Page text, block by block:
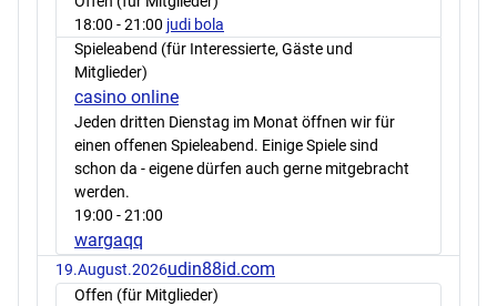
18:00 - 21:00 judi bola
Spieleabend (für Interessierte, Gäste und
Mitglieder)
casino online
Jeden dritten Dienstag im Monat öffnen wir für
einen offenen Spieleabend. Einige Spiele sind
schon da - eigene dürfen auch gerne mitgebracht
werden.
19:00 - 21:00
wargaqq
19.August.2026udin88id.com
Offen (für Mitglieder)